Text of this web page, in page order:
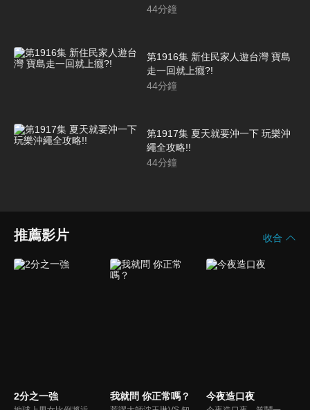
44分鐘
第1916集 新住民家人遊台灣 寶島
走一回就上癮?!
44分鐘
第1917集 夏天就要沖一下 玩樂沖
繩全攻略!!
44分鐘
推薦影片 收合
2分之一強 我就問 你正常嗎？ 今夜造口夜